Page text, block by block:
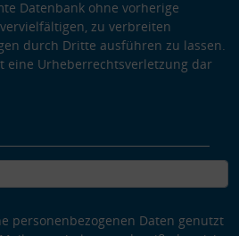
Datenbank ohne vorherige
zu verbreiten
durch Dritte ausführen zu lassen.
eine Urheberrechtsverletzung dar
personenbezogenen Daten genutzt